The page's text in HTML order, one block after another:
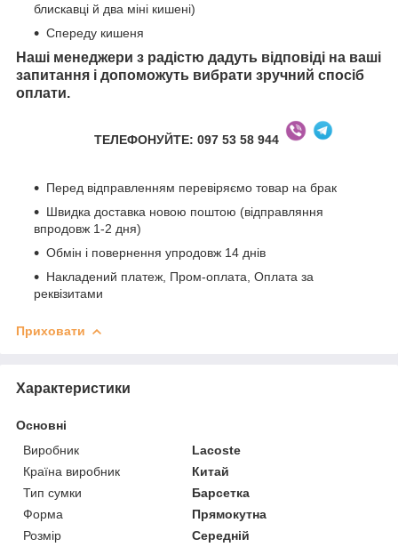
блискавці й два міні кишені)
Спереду кишеня
Наші менеджери з радістю дадуть відповіді на ваші
запитання і допоможуть вибрати зручний спосіб
оплати.
ТЕЛЕФОНУЙТЕ: 097 53 58 944
Перед відправленням перевіряємо товар на брак
Швидка доставка новою поштою (відправляння
впродовж 1-2 дня)
Обмін і повернення упродовж 14 днів
Накладений платеж, Пром-оплата, Оплата за
реквізитами
Приховати
Характеристики
Основні
Виробник
Lacoste
Країна виробник
Китай
Тип сумки
Барсетка
Форма
Прямокутна
Розмір
Середній